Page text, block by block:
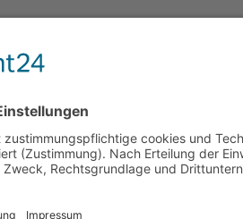
rights reserved. Present by Thorsten Hess